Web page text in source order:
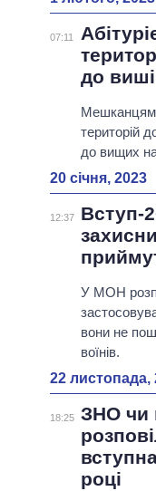
07:11
до
Мешканцям
територій
до вищих
20 січня, 2023
12:37
Вступ-
У МОН
вони не
воїнів.
22 листопада,
18:25 ЗНО чи
році